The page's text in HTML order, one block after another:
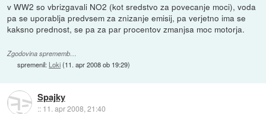
v WW2 so vbrizgavali NO2 (kot sredstvo za povecanje moci), voda
pa se uporablja predvsem za znizanje emisij, pa verjetno ima se
kaksno prednost, se pa za par procentov zmanjsa moc motorja.
Zgodovina sprememb…
spremenil: Loki(11. apr 2008 ob 19:29)
Spajky
:: 11. apr 2008, 21:40